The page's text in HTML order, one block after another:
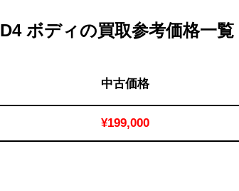
D4 ボディの買取参考価格一覧
中古価格
¥199,000